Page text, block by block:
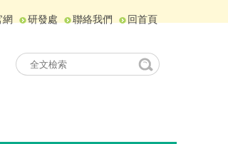
網 研發處 聯絡我們 回首頁